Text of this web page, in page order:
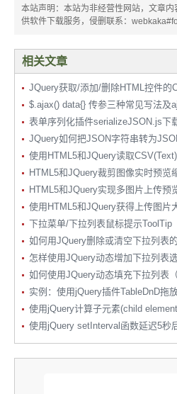
本站声明：本站为非经营性网站，文章
供软件下载服务，侵删联系：
相关文章
JQuery获取/添加/删除HTML控件的
$.ajax() data{} 传参三种常见写法及
表单序列化插件serializeJSON.js下
JQuery如何把JSON字符串转为
使用HTML5和JQuery读取
HTML5和JQuery裁剪图像实时预览
HTML5和JQuery实现多图片上传预
使用HTML5和JQuery获得上传图片
下拉菜单/下拉列表鼠标提示ToolTip
如何用JQuery删除或清空下拉列表
怎样使用JQuery动态增加下拉列表
如何使用JQuery动态填充下拉列表
实例：使用jQuery插件TableDnD拖
使用jQuery计算子元素(child
使用jQuery setInterval函数延迟5秒